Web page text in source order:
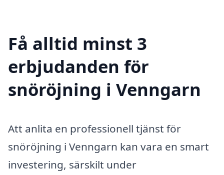
Få alltid minst 3
erbjudanden för
snöröjning i Venngarn
Att anlita en professionell tjänst för
snöröjning i Venngarn kan vara en smart
investering, särskilt under